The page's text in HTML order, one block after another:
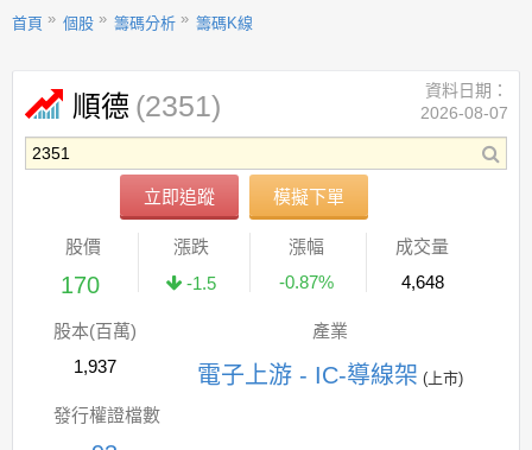
首頁 個股 籌碼分析 籌碼K線
順德 (2351)
立即追蹤 模擬下單
資料日期：
2026-08-07
股價
170
漲跌
-1.5
漲幅
-0.87%
成交量
4,648
股本(百萬)
1,937
產業
電子上游 - IC-導線架 (上市)
發行權證檔數